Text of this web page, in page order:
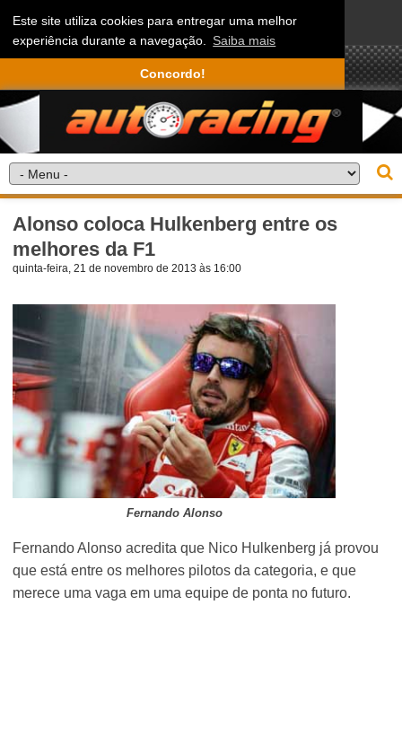
Este site utiliza cookies para entregar uma melhor
experiência durante a navegação. Saiba mais
Concordo!
Alonso coloca Hulkenberg entre os
melhores da F1
quinta-feira, 21 de novembro de 2013 às 16:00
Fernando Alonso
Fernando Alonso acredita que Nico Hulkenberg já provou
que está entre os melhores pilotos da categoria, e que
merece uma vaga em uma equipe de ponta no futuro.